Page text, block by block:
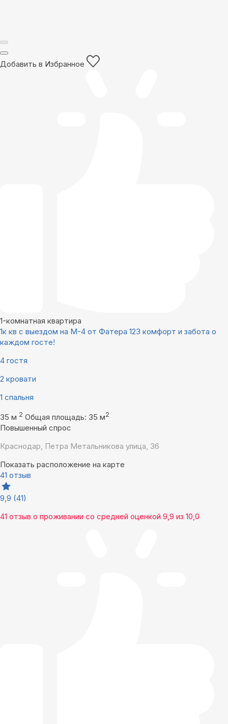
Добавить в Избранное
1-комнатная квартира
1к кв с выездом на М-4 от Фатера 123 комфорт и забота о
каждом госте!
4 гостя
2 кровати
1 спальня
35 м 2 Общая площадь: 35 м2
Повышенный спрос
Краснодар, Петра Метальникова улица, 36
Показать расположение на карте
41 отзыв
9,9 (41)
41 отзыв о проживании со средней оценкой 9,9 из 10,0